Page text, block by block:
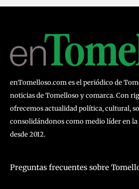
enTomelloso.com es el periódico de
noticias de Tomelloso y comarca. Con
ofrecemos actualidad política, cultural,
consolidándonos como medio líder en
desde 2012.
Preguntas frecuentes sobre